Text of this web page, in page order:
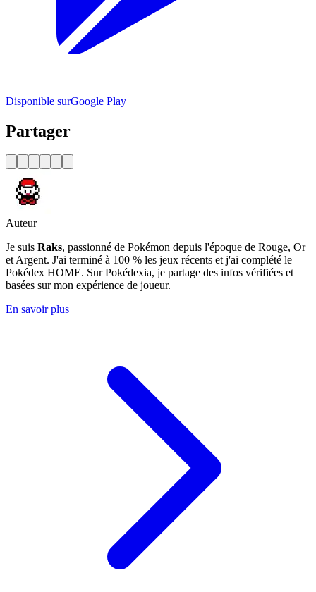
Disponible surGoogle Play
Partager
Auteur
Je suis Raks, passionné de Pokémon depuis l'époque de Rouge, Or
et Argent. J'ai terminé à 100 % les jeux récents et j'ai complété le
Pokédex HOME. Sur Pokédexia, je partage des infos vérifiées et
basées sur mon expérience de joueur.
En savoir plus